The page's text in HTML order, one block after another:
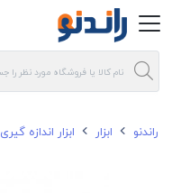
راندنو ابزار ابزار اندازه گیری